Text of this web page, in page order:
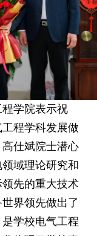
学院表示祝
程学科发展做
仕斌院士潜心
域理论研究和
先的重大技术
界领先做出了
学校电气工程